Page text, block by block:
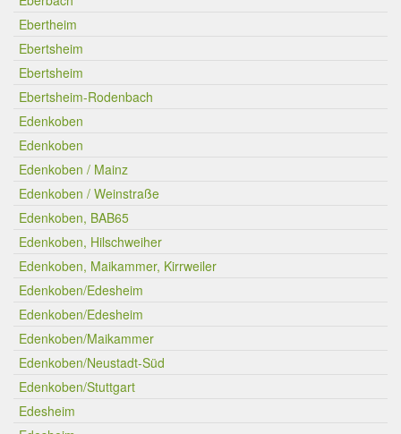
Ebertheim
Ebertsheim
Ebertsheim
Ebertsheim-Rodenbach
Edenkoben
Edenkoben
Edenkoben / Mainz
Edenkoben / Weinstraße
Edenkoben, BAB65
Edenkoben, Hilschweiher
Edenkoben, Maikammer, Kirrweiler
Edenkoben/Edesheim
Edenkoben/Edesheim
Edenkoben/Maikammer
Edenkoben/Neustadt-Süd
Edenkoben/Stuttgart
Edesheim